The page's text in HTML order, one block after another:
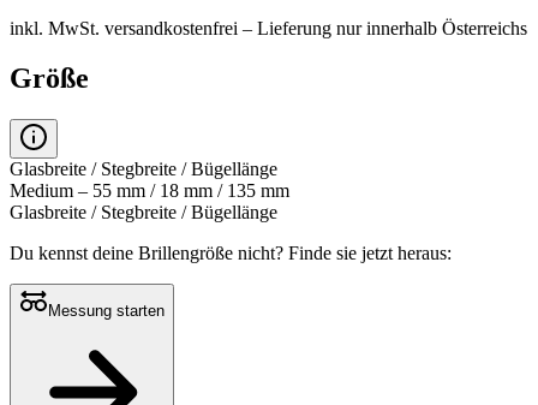
inkl. MwSt. versandkostenfrei – Lieferung nur innerhalb Österreichs
Größe
Glasbreite / Stegbreite / Bügellänge
Medium – 55 mm / 18 mm / 135 mm
Glasbreite / Stegbreite / Bügellänge
Du kennst deine Brillengröße nicht? Finde sie jetzt heraus:
Messung starten